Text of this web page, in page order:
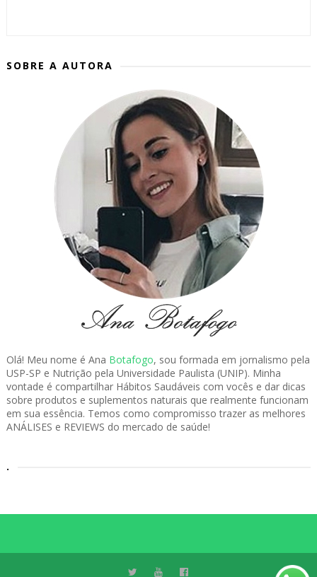
SOBRE A AUTORA
Olá! Meu nome é Ana Botafogo, sou formada em jornalismo pela
USP-SP e Nutrição pela Universidade Paulista (UNIP). Minha
vontade é compartilhar Hábitos Saudáveis com vocês e dar dicas
sobre produtos e suplementos naturais que realmente funcionam
em sua essência. Temos como compromisso trazer as melhores
ANÁLISES e REVIEWS do mercado de saúde!
.